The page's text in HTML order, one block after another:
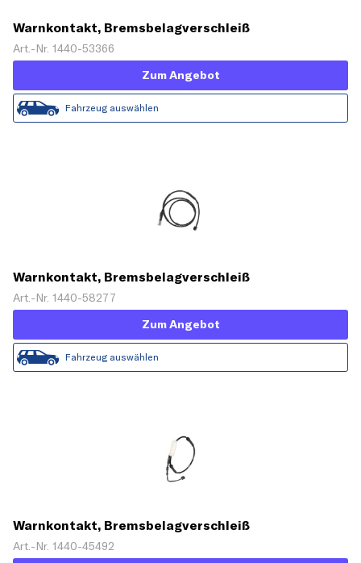
Warnkontakt, Bremsbelagverschleiß
Art.-Nr. 1440-53366
Zum Angebot
Fahrzeug auswählen
Warnkontakt, Bremsbelagverschleiß
Art.-Nr. 1440-58277
Zum Angebot
Fahrzeug auswählen
Warnkontakt, Bremsbelagverschleiß
Art.-Nr. 1440-45492